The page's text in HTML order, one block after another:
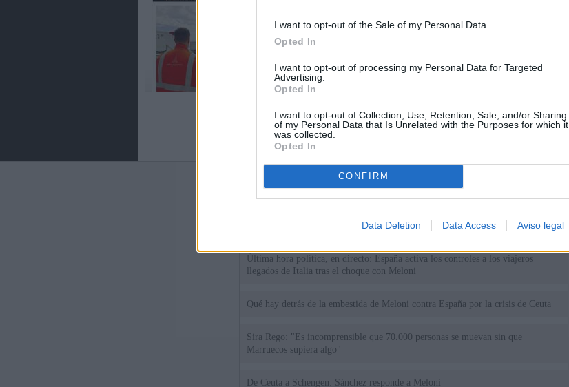
I want to opt-out of the Sale of my Personal Data.
Opted In
I want to opt-out of processing my Personal Data for Targeted
Advertising.
Opted In
I want to opt-out of Collection, Use, Retention, Sale, and/or Sharing
of my Personal Data that Is Unrelated with the Purposes for which it
was collected.
Opted In
CONFIRM
Data Deletion Data Access Aviso legal
Última hora política, en directo: España activa los controles a los viajeros
llegados de Italia tras el choque con Meloni
Qué hay detrás de la embestida de Meloni contra España por la crisis de Ceuta
Sira Rego: "Es incomprensible que 70.000 personas se muevan sin que
Marruecos supiera algo"
De Ceuta a Schengen: Sánchez responde a Meloni